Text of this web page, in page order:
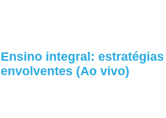
Ensino integral:
envolventes (Ao vivo)